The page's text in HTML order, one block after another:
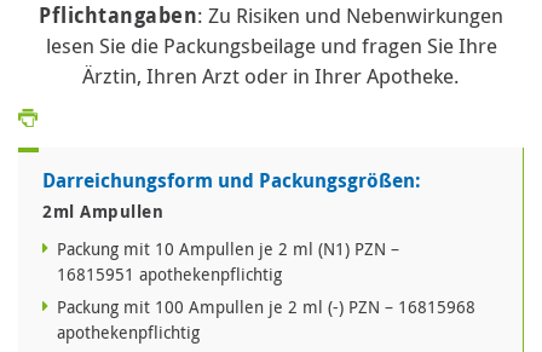
Pflichtangaben: Zu Risiken und Nebenwirkungen
lesen Sie die Packungsbeilage und fragen Sie Ihre
Ärztin, Ihren Arzt oder in Ihrer Apotheke.
Darreichungsform und Packungsgrößen:
2ml Ampullen
Packung mit 10 Ampullen je 2 ml (N1) PZN –
16815951 apothekenpflichtig
Packung mit 100 Ampullen je 2 ml (-) PZN – 16815968
apothekenpflichtig